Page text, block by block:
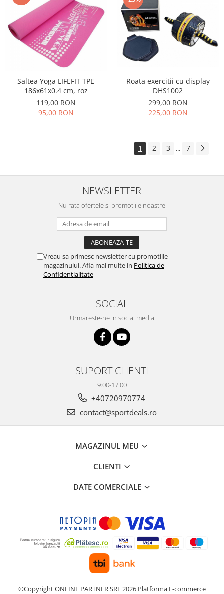
Saltea Yoga LIFEFIT TPE
186x61x0.4 cm, roz
119,00 RON
95,00 RON
Roata exercitii cu display
DHS1002
299,00 RON
225,00 RON
1 2 3 ... 7
NEWSLETTER
Nu rata ofertele si promotiile noastre
Vreau sa primesc newsletter cu promotiile
magazinului. Afla mai multe in Politica de
Confidentialitate
SOCIAL
Urmareste-ne in social media
SUPORT CLIENTI
9:00-17:00
+40720970774
contact@sportdeals.ro
MAGAZINUL MEU
CLIENTI
DATE COMERCIALE
©Copyright ONLINE PARTNER SRL 2026 Platforma E-commerce